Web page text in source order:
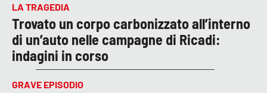
LA TRAGEDIA
Trovato un corpo carbonizzato all’interno
di un’auto nelle campagne di Ricadi:
indagini in corso
GRAVE EPISODIO